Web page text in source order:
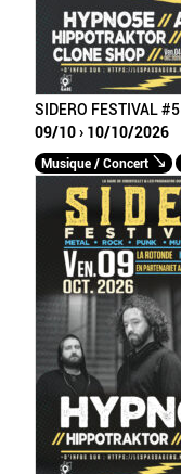
SIDERO FESTIVAL #5
09/10 › 10/10/2026
Musique / Concert